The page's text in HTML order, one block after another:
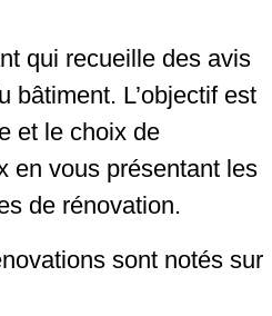
qui recueille des avis
bâtiment. L’objectif est
et le choix de
en vous présentant les
de rénovation.
sont notés sur